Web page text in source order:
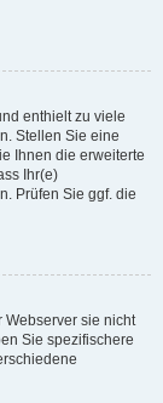
enthielt zu viele
Stellen Sie eine
Ihnen die erweiterte
Ihr(e)
Prüfen Sie ggf. die
Webserver sie nicht
Sie spezifischere